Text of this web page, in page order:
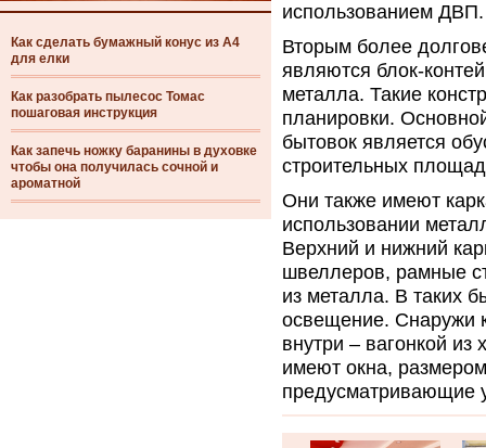
Как сделать бумажный конус из А4
для елки
Как разобрать пылесос Томас
пошаговая инструкция
Как запечь ножку баранины в духовке
чтобы она получилась сочной и
ароматной
использованием ДВП.
Вторым более
являются блок-
металла. Такие
планировки.
бытовок является
строительных
Они также имеют
использовании
Верхний и нижний
швеллеров, рамные
из металла. В таких
освещение. Снаружи
внутри – вагонкой
имеют окна,
предусматривающие